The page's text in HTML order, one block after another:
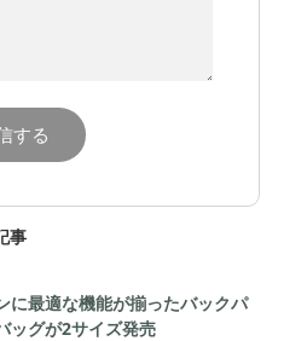
事
に最適な機能が揃ったバックパ
ッグが2サイズ発売